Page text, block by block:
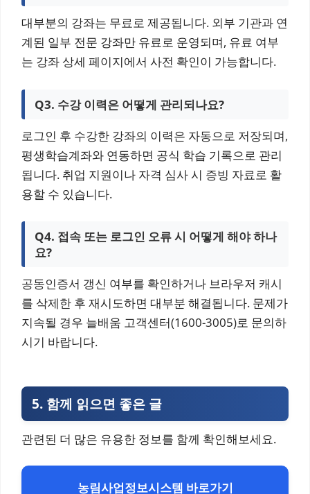
대부분의 강좌는 무료로 제공됩니다. 외부 기관과 연
계된 일부 전문 강좌만 유료로 운영되며, 유료 여부
는 강좌 상세 페이지에서 사전 확인이 가능합니다.
Q3. 수강 이력은 어떻게 관리되나요?
로그인 후 수강한 강좌의 이력은 자동으로 저장되며,
평생학습계좌와 연동하면 공식 학습 기록으로 관리
됩니다. 취업 지원이나 자격 심사 시 증빙 자료로 활
용할 수 있습니다.
Q4. 접속 또는 로그인 오류 시 어떻게 해야 하나
요?
공동인증서 갱신 여부를 확인하거나 브라우저 캐시
를 삭제한 후 재시도하면 대부분 해결됩니다. 문제가
지속될 경우 늘배움 고객센터(1600-3005)로 문의하
시기 바랍니다.
5. 함께 읽으면 좋은 글
관련된 더 많은 유용한 정보를 함께 확인해보세요.
농림사업정보시스템 바로가기